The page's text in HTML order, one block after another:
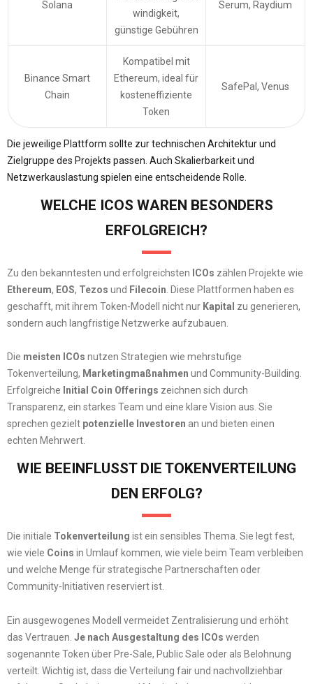
Solana
windigkeit,
günstige Gebühren
Serum, Raydium
Binance Smart
Chain
Kompatibel mit
Ethereum, ideal für
kosteneffiziente
Token
SafePal, Venus
Die jeweilige Plattform sollte zur technischen Architektur und
Zielgruppe des Projekts passen. Auch Skalierbarkeit und
Netzwerkauslastung spielen eine entscheidende Rolle.
WELCHE ICOS WAREN BESONDERS
ERFOLGREICH?
Zu den bekanntesten und erfolgreichsten ICOs zählen Projekte wie
Ethereum, EOS, Tezos und Filecoin . Diese Plattformen haben es
geschafft, mit ihrem Token-Modell nicht nur Kapital zu generieren,
sondern auch langfristige Netzwerke aufzubauen.
Die meisten ICOs nutzen Strategien wie mehrstufige
Tokenverteilung, Marketingmaßnahmen und Community-Building.
Erfolgreiche Initial Coin Offerings zeichnen sich durch
Transparenz, ein starkes Team und eine klare Vision aus. Sie
sprechen gezielt potenzielle Investoren an und bieten einen
echten Mehrwert.
WIE BEEINFLUSST DIE TOKENVERTEILUNG
DEN ERFOLG?
Die initiale Tokenverteilung ist ein sensibles Thema. Sie legt fest,
wie viele Coins in Umlauf kommen, wie viele beim Team verbleiben
und welche Menge für strategische Partnerschaften oder
Community-Initiativen reserviert ist.
Ein ausgewogenes Modell vermeidet Zentralisierung und erhöht
das Vertrauen. Je nach Ausgestaltung des ICOs werden
sogenannte Token über Pre-Sale, Public Sale oder als Belohnung
verteilt. Wichtig ist, dass die Verteilung fair und nachvollziehbar